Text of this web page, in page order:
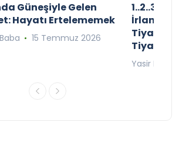
Güneşiyle Gelen
Hayatı Ertelememek
15 Temmuz 2026
1..2..3..
Tiyatro
Yasir Baba